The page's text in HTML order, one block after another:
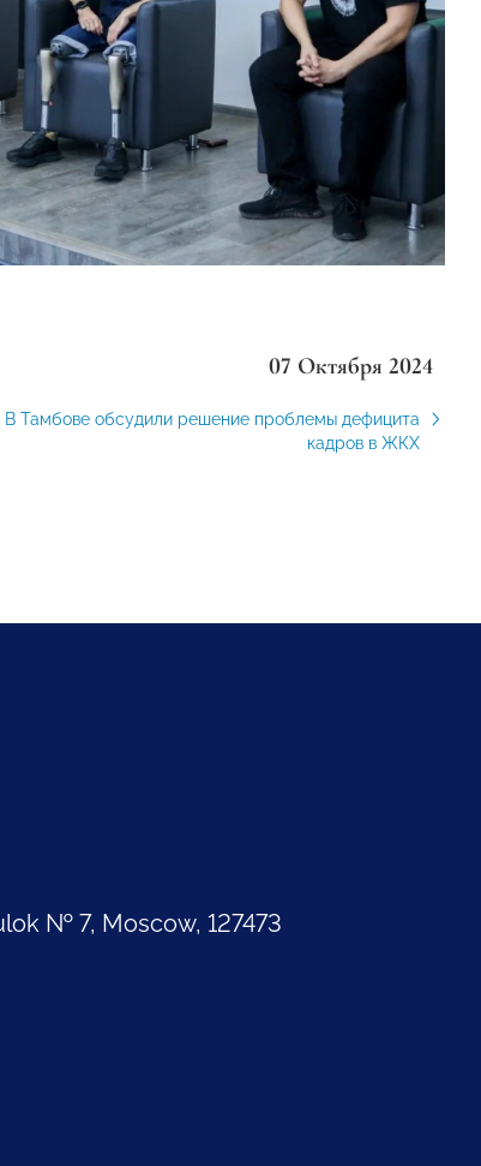
07 Октября 2024
В Тамбове обсудили решение проблемы дефицита
кадров в ЖКХ
№ 7, Moscow, 127473